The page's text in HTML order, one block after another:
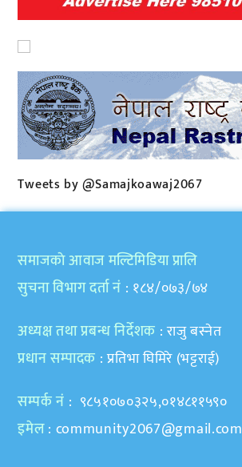
Tweets by @Samajkoawaj2067
समाजकाे आवाज मल्टिमिडिया प्रालि
सुचना विभाग दर्ता नं : १८४/०७३/७४
अध्यक्ष तथा प्रबन्ध निर्देशक : राजु बस्नेत
प्रधान सम्पादक : प्रतिभा घिमिरे (भट्टराई)
सम्पर्क नं : ९८५१०७०३२५,०१४८११५९०
इमेल: community2067@gmail.com